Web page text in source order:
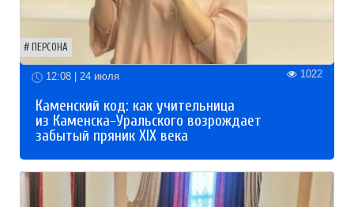
ПЕРСОНА
12:08 | 24 июля 1022
Каменский код: как учительница
из Каменска-Уральского возрождает
забытый пряник XIX века